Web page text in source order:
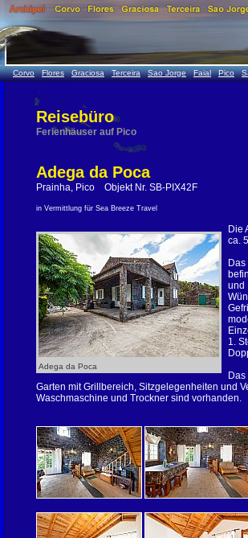
Corvo Flores Graciosa Terceira Sao Jorge Faial Pico
Reisebüro
Ferienhäuser auf Pico
Adega da Poca
Prainha, Pico Objekt Nr. SB-PIX42F
in Vermittlung für Sea Breeze Travel
Adega da Poca
Die
ca.
und
1.
Garten mit Grillbereich, Sitzgelegenheiten und
Waschmaschine und Trockner sind vorhanden.